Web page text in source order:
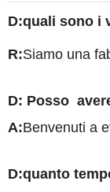
D:quali sono i
R:Siamo una
D: Posso
A:Benvenuti a
D:quanto